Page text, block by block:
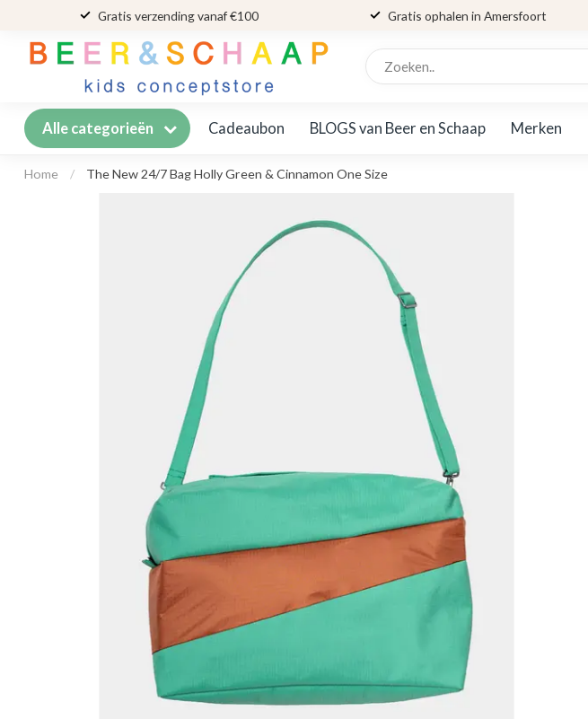
Gratis verzending vanaf €100 Gratis ophalen in Amersfoort
Alle categorieën Cadeaubon BLOGS van Beer en Schaap Merken
Home / The New 24/7 Bag Holly Green & Cinnamon One Size